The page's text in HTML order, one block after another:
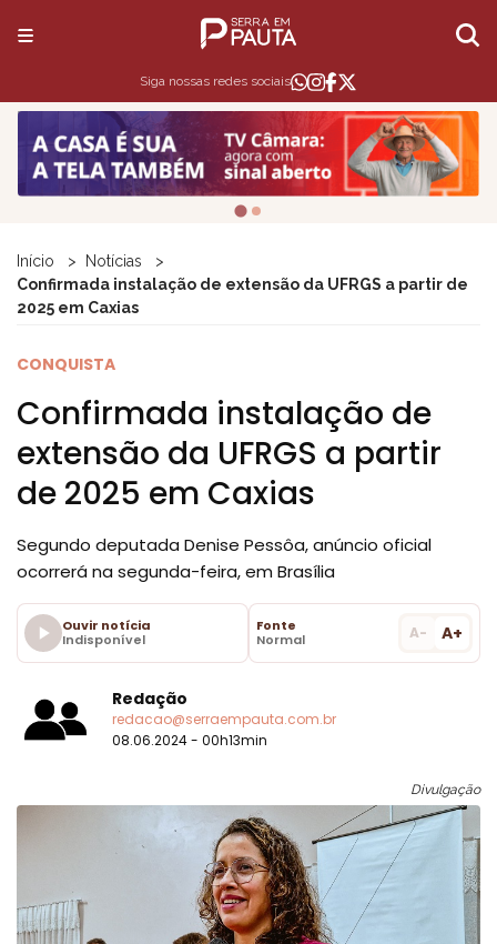
Siga nossas redes sociais
Início
Notícias
Confirmada instalação de extensão da UFRGS a partir de
2025 em Caxias
CONQUISTA
Confirmada instalação de
extensão da UFRGS a partir
de 2025 em Caxias
Segundo deputada Denise Pessôa, anúncio oficial
ocorrerá na segunda-feira, em Brasília
Ouvir notícia
Indisponível
Fonte
Normal
A- A+
Redação
redacao@serraempauta.com.br
08.06.2024 - 00h13min
Divulgação